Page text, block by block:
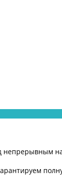
непрерывным